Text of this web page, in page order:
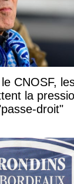
CNOSF,
la
droit"